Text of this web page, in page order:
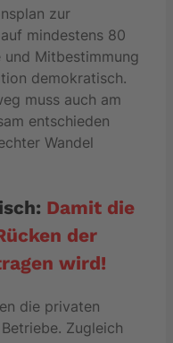
zur
mindestens 80
Mitbestimmung
demokratisch.
muss auch am
entschieden
Wandel
Damit die
der
wird!
die privaten
Zugleich